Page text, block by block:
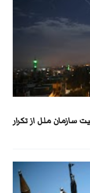
سازمان ملل از تکرار